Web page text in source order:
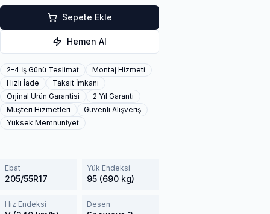
Sepete Ekle
Hemen Al
2-4 İş Günü Teslimat
Montaj Hizmeti
Hızlı İade
Taksit İmkanı
Orjinal Ürün Garantisi
2 Yıl Garanti
Müşteri Hizmetleri
Güvenli Alışveriş
Yüksek Memnuniyet
Ebat
205/55R17
Yük Endeksi
95 (690 kg)
Hız Endeksi Desen